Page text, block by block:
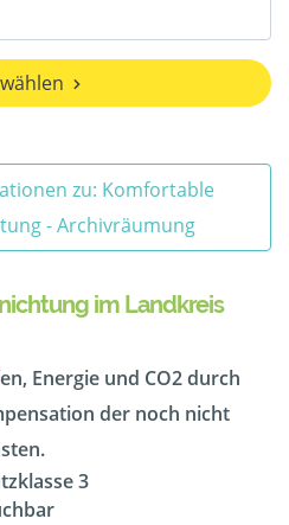
zu: Komfortable
- Archivräumung
im Landkreis
Energie und CO2 durch
der noch nicht
3